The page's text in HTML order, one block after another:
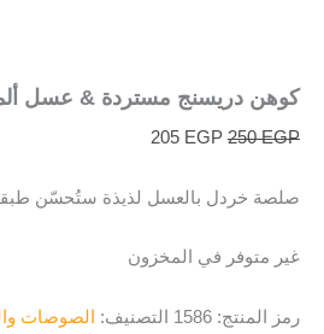
كوهن دريسنج مستردة & عسل ألماني –
250EGP
205 EGP
صلصة خردل بالعسل لذيذة ستُحسّن
غير متوفر في المخزون
رمز المنتج: 1586 التصنيف:
الصوصات